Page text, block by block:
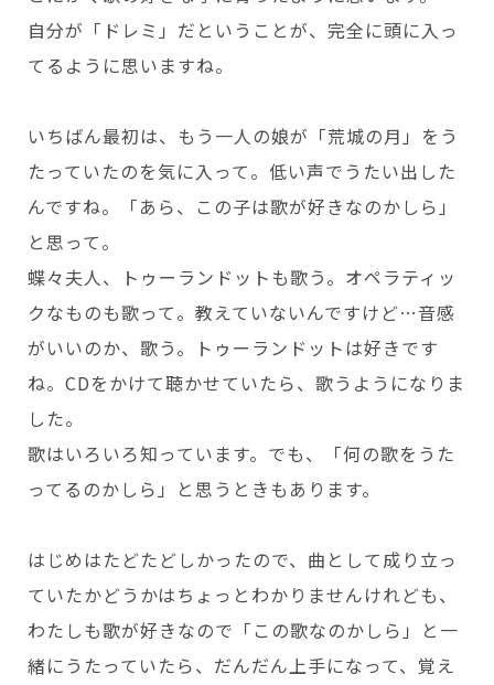
自分が「ドレミ」だということが、完全に頭に入っ
てるように思いますね。
いちばん最初は、もう一人の娘が「荒城の月」をう
たっていたのを気に入って。低い声でうたい出した
んですね。「あら、この子は歌が好きなのかしら」
と思って。
蝶々夫人、トゥーランドットも歌う。オペラティッ
クなものも歌って。教えていないんですけど…音感
がいいのか、歌う。トゥーランドットは好きです
ね。CDをかけて聴かせていたら、歌うようになりま
した。
歌はいろいろ知っています。でも、「何の歌をうた
ってるのかしら」と思うときもあります。
はじめはたどたどしかったので、曲として成り立っ
ていたかどうかはちょっとわかりませんけれども、
わたしも歌が好きなので「この歌なのかしら」と一
緒にうたっていたら、だんだん上手になって、覚え